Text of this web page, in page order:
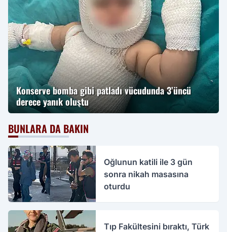
Konserve bomba gibi patladı vücudunda 3’üncü
derece yanık oluştu
BUNLARA DA BAKIN
Oğlunun katili ile 3 gün
sonra nikah masasına
oturdu
Tıp Fakültesini bıraktı, Türk